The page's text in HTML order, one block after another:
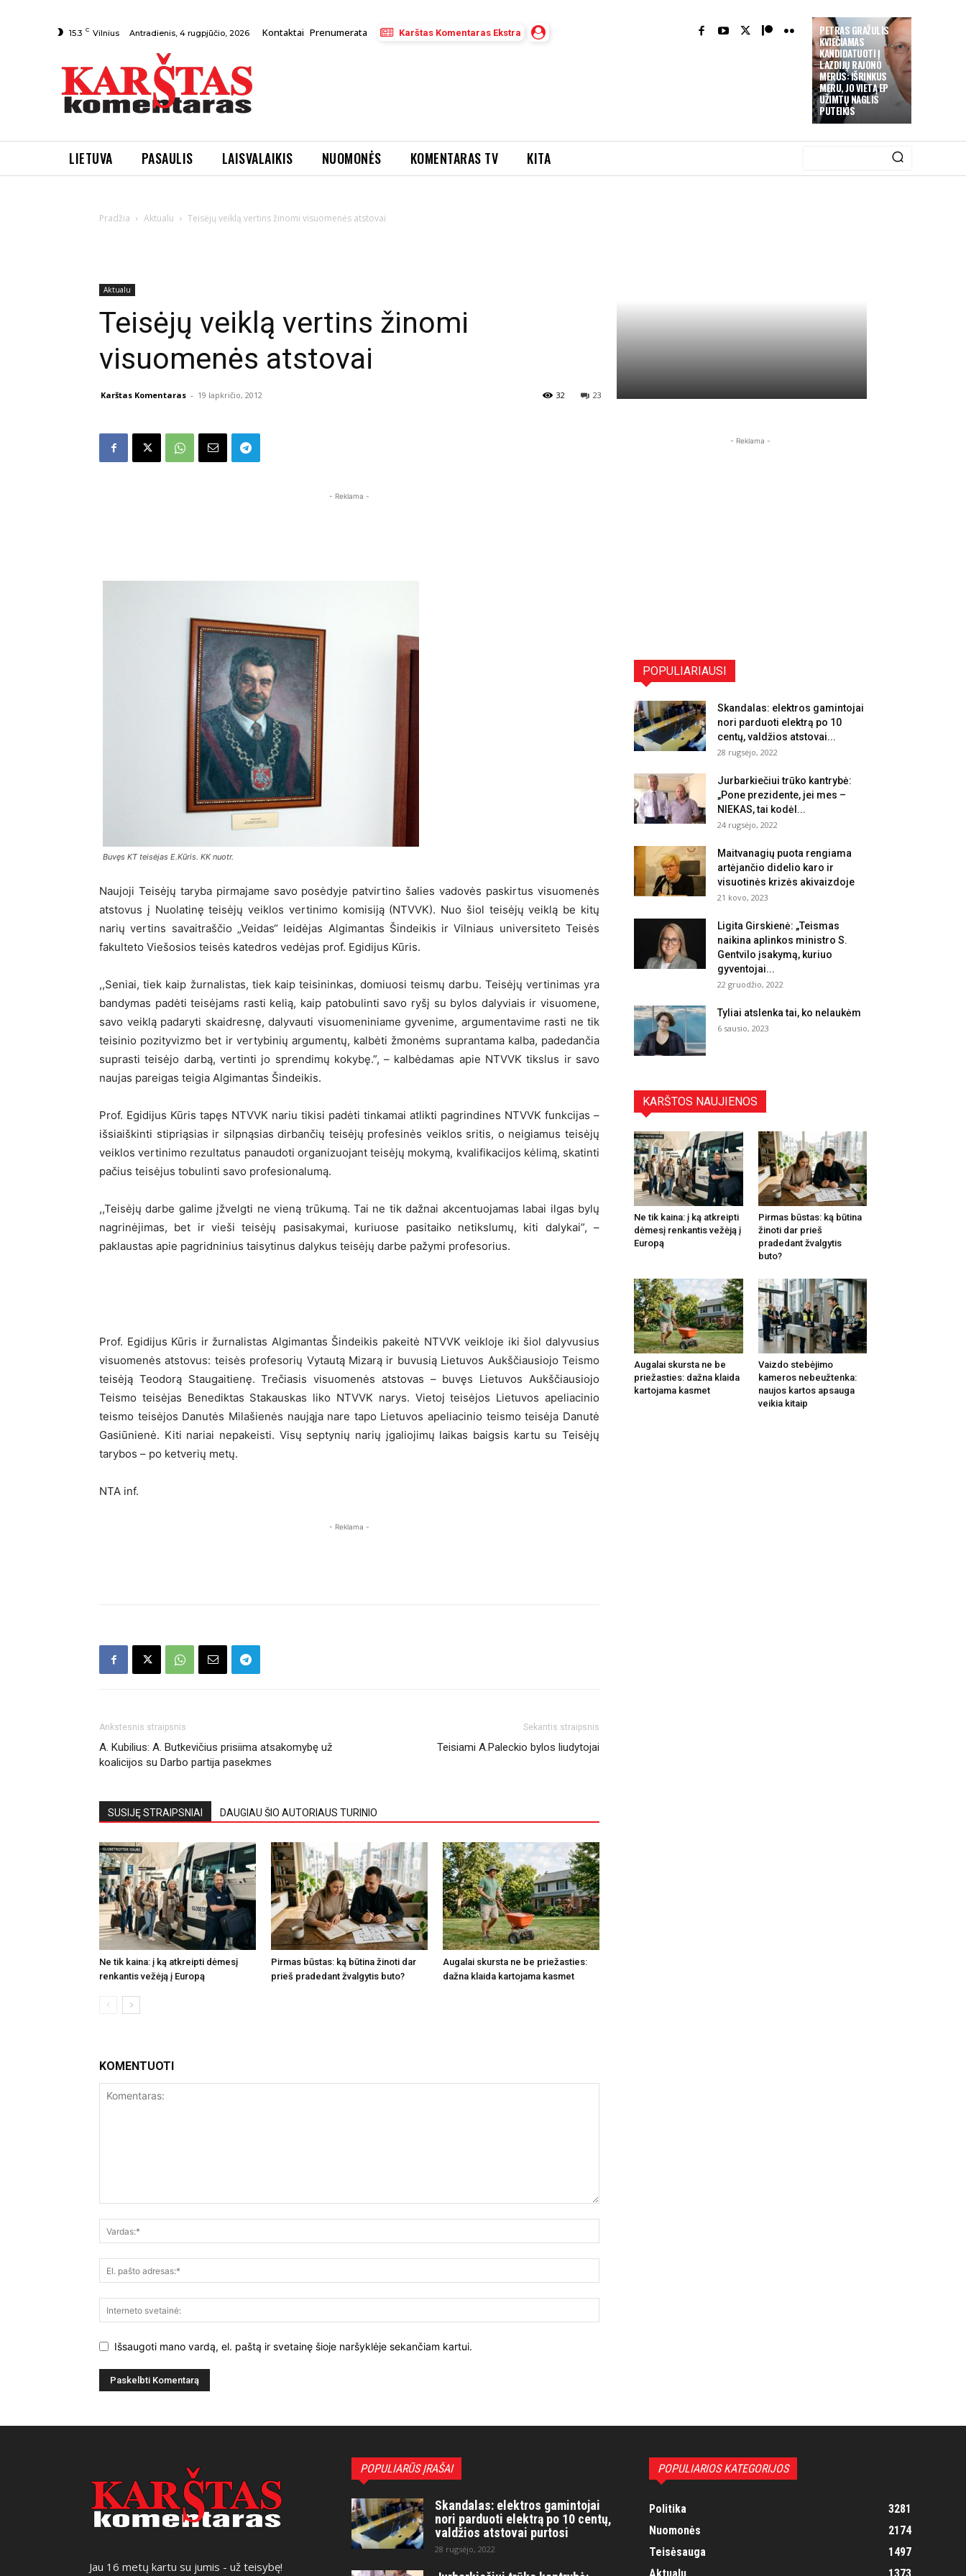
PETRAS GRAŽULIS
KVIEČIAMAS
KANDIDATUOTI Į
LAZDIJŲ RAJONO
MERUS: IŠRINKUS
MERU, JO VIETĄ EP
UŽIMTŲ NAGLIS
PUTEIKIS
15.3 C Vilnius Antradienis, 4 rugpjūčio, 2026 Kontaktai Prenumerata Karštas Komentaras Ekstra
LIETUVA PASAULIS LAISVALAIKIS NUOMONĖS KOMENTARAS TV KITA
Pradžia Aktualu Teisėjų veiklą vertins žinomi visuomenės atstovai
Aktualu
Teisėjų veiklą vertins žinomi
visuomenės atstovai
Karštas Komentaras - 19 lapkričio, 2012 23
32
- Reklama -
Buvęs KT teisėjas E.Kūris. KK nuotr.
Naujoji Teisėjų taryba pirmajame savo posėdyje patvirtino šalies vadovės paskirtus visuomenės
atstovus į Nuolatinę teisėjų veiklos vertinimo komisiją (NTVVK). Nuo šiol teisėjų veiklą be kitų
narių vertins savaitraščio „Veidas“ leidėjas Algimantas Šindeikis ir Vilniaus universiteto Teisės
fakulteto Viešosios teisės katedros vedėjas prof. Egidijus Kūris.
,,Seniai, tiek kaip žurnalistas, tiek kaip teisininkas, domiuosi teismų darbu. Teisėjų vertinimas yra
bandymas padėti teisėjams rasti kelią, kaip patobulinti savo ryšį su bylos dalyviais ir visuomene,
savo veiklą padaryti skaidresnę, dalyvauti visuomeniniame gyvenime, argumentavime rasti ne tik
teisinio pozityvizmo bet ir vertybinių argumentų, kalbėti žmonėms suprantama kalba, padedančia
suprasti teisėjo darbą, vertinti jo sprendimų kokybę.”, – kalbėdamas apie NTVVK tikslus ir savo
naujas pareigas teigia Algimantas Šindeikis.
Prof. Egidijus Kūris tapęs NTVVK nariu tikisi padėti tinkamai atlikti pagrindines NTVVK funkcijas –
išsiaiškinti stipriąsias ir silpnąsias dirbančių teisėjų profesinės veiklos sritis, o neigiamus teisėjų
veiklos vertinimo rezultatus panaudoti organizuojant teisėjų mokymą, kvalifikacijos kėlimą, skatinti
pačius teisėjus tobulinti savo profesionalumą.
,,Teisėjų darbe galime įžvelgti ne vieną trūkumą. Tai ne tik dažnai akcentuojamas labai ilgas bylų
nagrinėjimas, bet ir vieši teisėjų pasisakymai, kuriuose pasitaiko netikslumų, kiti dalykai”, –
paklaustas apie pagridninius taisytinus dalykus teisėjų darbe pažymi profesorius.
Prof. Egidijus Kūris ir žurnalistas Algimantas Šindeikis pakeitė NTVVK veikloje iki šiol dalyvusius
visuomenės atstovus: teisės profesorių Vytautą Mizarą ir buvusią Lietuvos Aukščiausiojo Teismo
teisėją Teodorą Staugaitienę. Trečiasis visuomenės atstovas – buvęs Lietuvos Aukščiausiojo
Teismo teisėjas Benediktas Stakauskas liko NTVVK narys. Vietoj teisėjos Lietuvos apeliacinio
teismo teisėjos Danutės Milašienės naująja nare tapo Lietuvos apeliacinio teismo teisėja Danutė
Gasiūnienė. Kiti nariai nepakeisti. Visų septynių narių įgaliojimų laikas baigsis kartu su Teisėjų
tarybos – po ketverių metų.
NTA inf.
- Reklama -
Ankstesnis straipsnis
A. Kubilius: A. Butkevičius prisiima atsakomybę už
koalicijos su Darbo partija pasekmes
Sekantis straipsnis
Teisiami A.Paleckio bylos liudytojai
SUSIJĘ STRAIPSNIAI DAUGIAU ŠIO AUTORIAUS TURINIO
Ne tik kaina: į ką atkreipti dėmesį
renkantis vežėją į Europą
Pirmas būstas: ką būtina žinoti dar
prieš pradedant žvalgytis buto?
Augalai skursta ne be priežasties:
dažna klaida kartojama kasmet
KOMENTUOTI
Išsaugoti mano vardą, el. paštą ir svetainę šioje naršyklėje sekančiam kartui.
- Reklama -
POPULIARIAUSI
Skandalas: elektros gamintojai
nori parduoti elektrą po 10
centų, valdžios atstovai...
28 rugsėjo, 2022
Jurbarkiečiui trūko kantrybė:
„Pone prezidente, jei mes –
NIEKAS, tai kodėl...
24 rugsėjo, 2022
Maitvanagių puota rengiama
artėjančio didelio karo ir
visuotinės krizės akivaizdoje
21 kovo, 2023
Ligita Girskienė: „Teismas
naikina aplinkos ministro S.
Gentvilo įsakymą, kuriuo
gyventojai...
22 gruodžio, 2022
Tyliai atslenka tai, ko nelaukėm
6 sausio, 2023
KARŠTOS NAUJIENOS
Ne tik kaina: į ką atkreipti
dėmesį renkantis vežėją į
Europą
Pirmas būstas: ką būtina
žinoti dar prieš
pradedant žvalgytis
buto?
Augalai skursta ne be
priežasties: dažna klaida
kartojama kasmet
Vaizdo stebėjimo
kameros nebeužtenka:
naujos kartos apsauga
veikia kitaip
Jau 16 metų kartu su jumis - už teisybę!
POPULIARŪS ĮRAŠAI
Skandalas: elektros gamintojai
nori parduoti elektrą po 10 centų,
valdžios atstovai purtosi
28 rugsėjo, 2022
POPULIARIOS KATEGORIJOS
Politika
3281
Nuomonės
2174
Teisėsauga
1497
Aktualu
1373